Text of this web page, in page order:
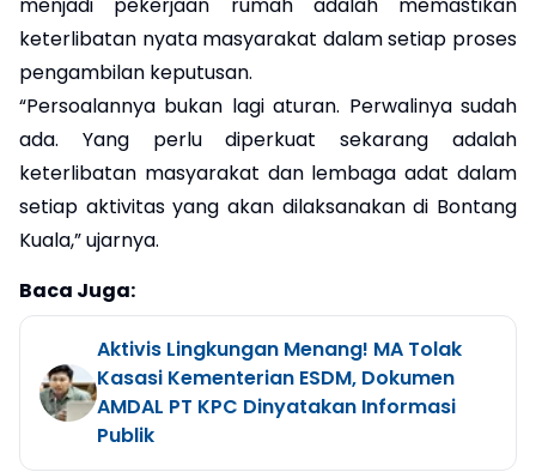
menjadi pekerjaan rumah adalah memastikan
keterlibatan nyata masyarakat dalam setiap proses
pengambilan keputusan.
“Persoalannya bukan lagi aturan. Perwalinya sudah
ada. Yang perlu diperkuat sekarang adalah
keterlibatan masyarakat dan lembaga adat dalam
setiap aktivitas yang akan dilaksanakan di Bontang
Kuala,” ujarnya.
Baca Juga:
Aktivis Lingkungan Menang! MA Tolak
Kasasi Kementerian ESDM, Dokumen
AMDAL PT KPC Dinyatakan Informasi
Publik